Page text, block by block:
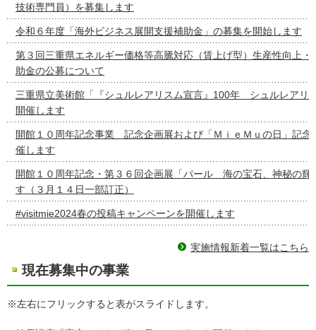
技術専門員）を募集します
令和６年度「海外ビジネス展開支援補助金」の募集を開始します
第３回三重県エネルギー価格等高騰対応（賃上げ型）生産性向上・
助金の公募について
三重県立美術館「『シュルレアリスム宣言』100年 シュルレアリ
開催します
開館１０周年記念事業 記念企画展および「ＭｉｅＭｕの日」記念
催します
開館１０周年記念・第３６回企画展「パール 海の宝石、神秘の輝
す（３月１４日一部訂正）
#visitmie2024春の投稿キャンペーンを開催します
実施情報新着一覧はこちら
現在募集中の事業
※左右にフリックすると表がスライドします。